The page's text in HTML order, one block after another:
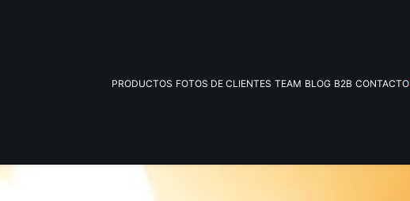
PRODUCTOS FOTOS DE CLIENTES TEAM BLOG B2B CONTACTO